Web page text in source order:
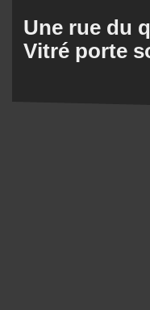
Une rue du
Vitré porte